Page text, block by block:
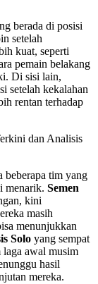
berada di posisi
setelah
kuat, seperti
pemain belakang
Di sisi lain,
setelah kekalahan
rentan terhadap
beberapa tim yang
menarik. Semen
kini
masih
menunjukkan
Solo yang sempat
laga awal musim
hasil
mereka.